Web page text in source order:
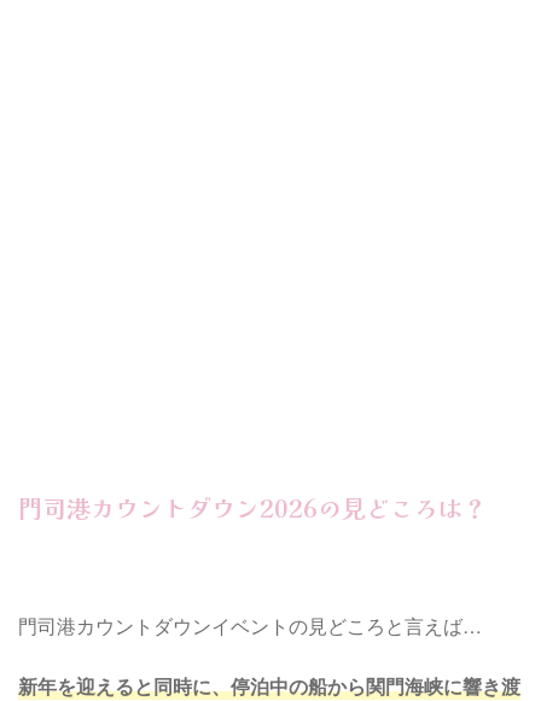
門司港カウントダウン2026の見どころは？
門司港カウントダウンイベントの見どころと言えば…
新年を迎えると同時に、停泊中の船から関門海峡に響き渡